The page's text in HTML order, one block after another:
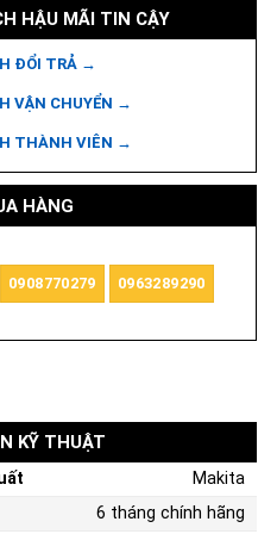
HẬU MÃI TIN CẬY
ĐỔI TRẢ →
VẬN CHUYỂN →
THÀNH VIÊN →
HÀNG
0908770279 0963289290
KỸ THUẬT
Makita
6 tháng chính hãng